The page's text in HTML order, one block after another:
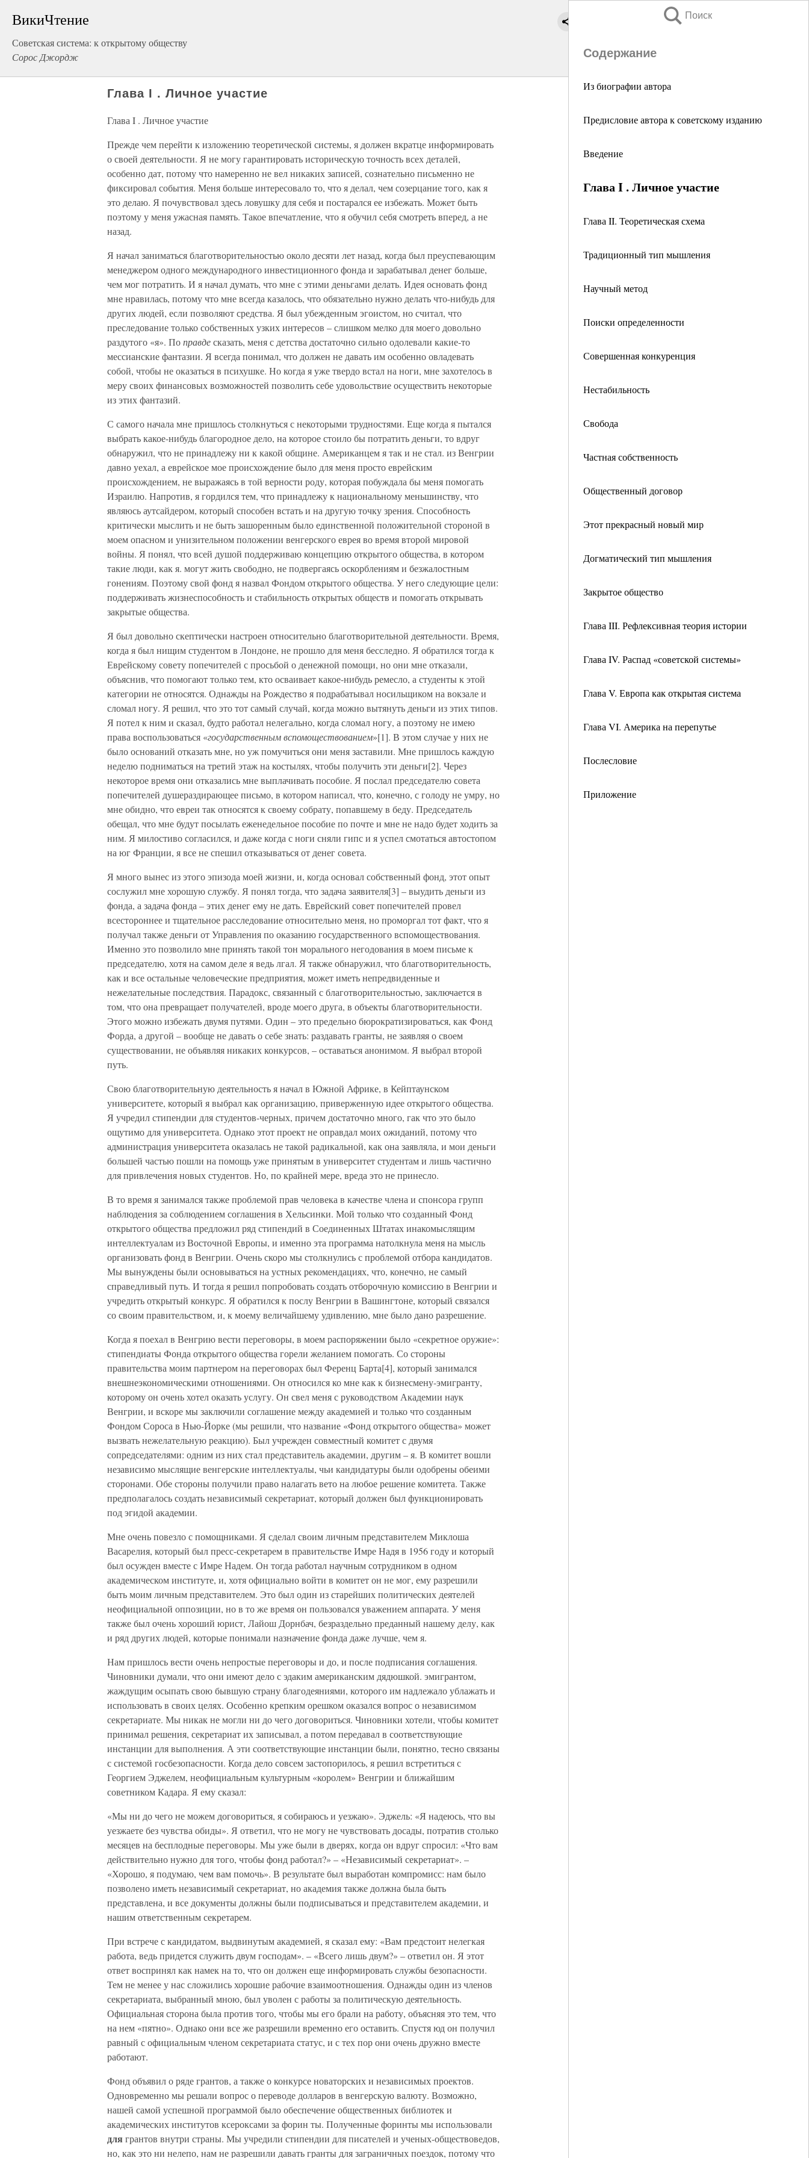
ВикиЧтение
Советская система: к открытому обществу
Сорос Джордж
Поиск
Содержание
Из биографии автора
Предисловие автора к советскому изданию
Введение
Глава I . Личное участие
Глава II. Теоретическая схема
Традиционный тип мышления
Научный метод
Поиски определенности
Совершенная конкуренция
Нестабильность
Свобода
Частная собственность
Общественный договор
Этот прекрасный новый мир
Догматический тип мышления
Закрытое общество
Глава III. Рефлексивная теория истории
Глава IV. Распад «советской системы»
Глава V. Европа как открытая система
Глава VI. Америка на перепутье
Послесловие
Приложение
Глава I . Личное участие
Глава I . Личное участие
Прежде чем перейти к изложению теоретической системы, я должен вкратце информировать
о своей деятельности. Я не могу гарантировать историческую точность всех деталей,
особенно дат, потому что намеренно не вел никаких записей, сознательно письменно не
фиксировал события. Меня больше интересовало то, что я делал, чем созерцание того, как я
это делаю. Я почувствовал здесь ловушку для себя и постарался ее избежать. Может быть
поэтому у меня ужасная память. Такое впечатление, что я обучил себя смотреть вперед, а не
назад.
Я начал заниматься благотворительностью около десяти лет назад, когда был преуспевающим
менеджером одного международного инвестиционного фонда и зарабатывал денег больше,
чем мог потратить. И я начал думать, что мне с этими деньгами делать. Идея основать фонд
мне нравилась, потому что мне всегда казалось, что обязательно нужно делать что-нибудь для
других людей, если позволяют средства. Я был убежденным эгоистом, но считал, что
преследование только собственных узких интересов – слишком мелко для моего довольно
раздутого «я». Поправдесказать, меня с детства достаточно сильно одолевали какие-то
мессианские фантазии. Я всегда понимал, что должен не давать им особенно овладевать
собой, чтобы не оказаться в психушке. Но когда я уже твердо встал на ноги, мне захотелось в
меру своих финансовых возможностей позволить себе удовольствие осуществить некоторые
из этих фантазий.
С самого начала мне пришлось столкнуться с некоторыми трудностями. Еще когда я пытался
выбрать какое-нибудь благородное дело, на которое стоило бы потратить деньги, то вдруг
обнаружил, что не принадлежу ни к какой общине. Американцем я так и не стал. из Венгрии
давно уехал, а еврейское мое происхождение было для меня просто еврейским
происхождением, не выражаясь в той верности роду, которая побуждала бы меня помогать
Израилю. Напротив, я гордился тем, что принадлежу к национальному меньшинству, что
являюсь аутсайдером, который способен встать и на другую точку зрения. Способность
критически мыслить и не быть зашоренным было единственной положительной стороной в
моем опасном и унизительном положении венгерского еврея во время второй мировой
войны. Я понял, что всей душой поддерживаю концепцию открытого общества, в котором
такие люди, как я. могут жить свободно, не подвергаясь оскорблениям и безжалостным
гонениям. Поэтому свой фонд я назвал Фондом открытого общества. У него следующие цели:
поддерживать жизнеспособность и стабильность открытых обществ и помогать открывать
закрытые общества.
Я был довольно скептически настроен относительно благотворительной деятельности. Время,
когда я был нищим студентом в Лондоне, не прошло для меня бесследно. Я обратился тогда к
Еврейскому совету попечителей с просьбой о денежной помощи, но они мне отказали,
объяснив, что помогают только тем, кто осваивает какое-нибудь ремесло, а студенты к этой
категории не относятся. Однажды на Рождество я подрабатывал носильщиком на вокзале и
сломал ногу. Я решил, что это тот самый случай, когда можно вытянуть деньги из этих типов.
Я потел к ним и сказал, будто работал нелегально, когда сломал ногу, а поэтому не имею
права воспользоваться «государственным вспомоществованием»[1]. В этом случае у них не
было оснований отказать мне, но уж помучиться они меня заставили. Мне пришлось каждую
неделю подниматься на третий этаж на костылях, чтобы получить эти деньги[2]. Через
некоторое время они отказались мне выплачивать пособие. Я послал председателю совета
попечителей душераздирающее письмо, в котором написал, что, конечно, с голоду не умру, но
мне обидно, что евреи так относятся к своему собрату, попавшему в беду. Председатель
обещал, что мне будут посылать еженедельное пособие по почте и мне не надо будет ходить за
ним. Я милостиво согласился, и даже когда с ноги сняли гипс и я успел смотаться автостопом
на юг Франции, я все не спешил отказываться от денег совета.
Я много вынес из этого эпизода моей жизни, и, когда основал собственный фонд, этот опыт
сослужил мне хорошую службу. Я понял тогда, что задача заявителя[3] – выудить деньги из
фонда, а задача фонда – этих денег ему не дать. Еврейский совет попечителей провел
всестороннее и тщательное расследование относительно меня, но проморгал тот факт, что я
получал также деньги от Управления по оказанию государственного вспомоществования.
Именно это позволило мне принять такой тон морального негодования в моем письме к
председателю, хотя на самом деле я ведь лгал. Я также обнаружил, что благотворительность,
как и все остальные человеческие предприятия, может иметь непредвиденные и
нежелательные последствия. Парадокс, связанный с благотворительностью, заключается в
том, что она превращает получателей, вроде моего друга, в объекты благотворительности.
Этого можно избежать двумя путями. Один – это предельно бюрократизироваться, как Фонд
Форда, а другой – вообще не давать о себе знать: раздавать гранты, не заявляя о своем
существовании, не объявляя никаких конкурсов, – оставаться анонимом. Я выбрал второй
путь.
Свою благотворительную деятельность я начал в Южной Африке, в Кейптаунском
университете, который я выбрал как организацию, приверженную идее открытого общества.
Я учредил стипендии для студентов-черных, причем достаточно много, гак что это было
ощутимо для университета. Однако этот проект не оправдал моих ожиданий, потому что
администрация университета оказалась не такой радикальной, как она заявляла, и мои деньги
большей частью пошли на помощь уже принятым в университет студентам и лишь частично
для привлечения новых студентов. Но, по крайней мере, вреда это не принесло.
В то время я занимался также проблемой прав человека в качестве члена и спонсора групп
наблюдения за соблюдением соглашения в Хельсинки. Мой только что созданный Фонд
открытого общества предложил ряд стипендий в Соединенных Штатах инакомыслящим
интеллектуалам из Восточной Европы, и именно эта программа натолкнула меня на мысль
организовать фонд в Венгрии. Очень скоро мы столкнулись с проблемой отбора кандидатов.
Мы вынуждены были основываться на устных рекомендациях, что, конечно, не самый
справедливый путь. И тогда я решил попробовать создать отборочную комиссию в Венгрии и
учредить открытый конкурс. Я обратился к послу Венгрии в Вашингтоне, который связался
со своим правительством, и, к моему величайшему удивлению, мне было дано разрешение.
Когда я поехал в Венгрию вести переговоры, в моем распоряжении было «секретное оружие»:
стипендиаты Фонда открытого общества горели желанием помогать. Со стороны
правительства моим партнером на переговорах был Ференц Барта[4], который занимался
внешнеэкономическими отношениями. Он относился ко мне как к бизнесмену-эмигранту,
которому он очень хотел оказать услугу. Он свел меня с руководством Академии наук
Венгрии, и вскоре мы заключили соглашение между академией и только что созданным
Фондом Сороса в Нью-Йорке (мы решили, что название «Фонд открытого общества» может
вызвать нежелательную реакцию). Был учрежден совместный комитет с двумя
сопредседателями: одним из них стал представитель академии, другим – я. В комитет вошли
независимо мыслящие венгерские интеллектуалы, чьи кандидатуры были одобрены обеими
сторонами. Обе стороны получили право налагать вето на любое решение комитета. Также
предполагалось создать независимый секретариат, который должен был функционировать
под эгидой академии.
Мне очень повезло с помощниками. Я сделал своим личным представителем Миклоша
Васарелия, который был пресс-секретарем в правительстве Имре Надя в 1956 году и который
был осужден вместе с Имре Надем. Он тогда работал научным сотрудником в одном
академическом институте, и, хотя официально войти в комитет он не мог, ему разрешили
быть моим личным представителем. Это был один из старейших политических деятелей
неофициальной оппозиции, но в то же время он пользовался уважением аппарата. У меня
также был очень хороший юрист, Лайош Дорнбач, безраздельно преданный нашему делу, как
и ряд других людей, которые понимали назначение фонда даже лучше, чем я.
Нам пришлось вести очень непростые переговоры и до, и после подписания соглашения.
Чиновники думали, что они имеют дело с эдаким американским дядюшкой. эмигрантом,
жаждущим осыпать свою бывшую страну благодеяниями, которого им надлежало ублажать и
использовать в своих целях. Особенно крепким орешком оказался вопрос о независимом
секретариате. Мы никак не могли ни до чего договориться. Чиновники хотели, чтобы комитет
принимал решения, секретариат их записывал, а потом передавал в соответствующие
инстанции для выполнения. А эти соответствующие инстанции были, понятно, тесно связаны
с системой госбезопасности. Когда дело совсем застопорилось, я решил встретиться с
Георгием Эджелем, неофициальным культурным «королем» Венгрии и ближайшим
советником Кадара. Я ему сказал:
«Мы ни до чего не можем договориться, я собираюсь и уезжаю». Эджель: «Я надеюсь, что вы
уезжаете без чувства обиды». Я ответил, что не могу не чувствовать досады, потратив столько
месяцев на бесплодные переговоры. Мы уже были в дверях, когда он вдруг спросил: «Что вам
действительно нужно для того, чтобы фонд работал?» – «Независимый секретариат». –
«Хорошо, я подумаю, чем вам помочь». В результате был выработан компромисс: нам было
позволено иметь независимый секретариат, но академия также должна была быть
представлена, и все документы должны были подписываться и представителем академии, и
нашим ответственным секретарем.
При встрече с кандидатом, выдвинутым академией, я сказал ему: «Вам предстоит нелегкая
работа, ведь придется служить двум господам». – «Всего лишь двум?» – ответил он. Я этот
ответ воспринял как намек на то, что он должен еще информировать службы безопасности.
Тем не менее у нас сложились хорошие рабочие взаимоотношения. Однажды один из членов
секретариата, выбранный мною, был уволен с работы за политическую деятельность.
Официальная сторона была против того, чтобы мы его брали на работу, объясняя это тем, что
на нем «пятно». Однако они все же разрешили временно его оставить. Спустя юд он получил
равный с официальным членом секретариата статус, и с тех пор они очень дружно вместе
работают.
Фонд объявил о ряде грантов, а также о конкурсе новаторских и независимых проектов.
Одновременно мы решали вопрос о переводе долларов в венгерскую валюту. Возможно,
нашей самой успешной программой было обеспечение общественных библиотек и
академических институтов ксероксами за форин ты. Полученные форинты мы использовали
для грантов внутри страны. Мы учредили стипендии для писателей и ученых-обществоведов,
но, как это ни нелепо, нам не разрешили давать гранты для заграничных поездок, потому что